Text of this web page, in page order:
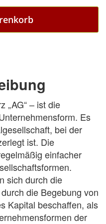
„AG“ – ist die
Es
bei der
ist. Die
einfacher
sich durch die
die Begebung von
Kapital beschaffen, als
der